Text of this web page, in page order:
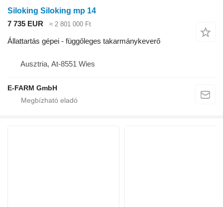
Siloking Siloking mp 14
7 735 EUR
≈ 2 801 000 Ft
Állattartás gépei - függőleges takarmánykeverő
Ausztria, At-8551 Wies
E-FARM GmbH